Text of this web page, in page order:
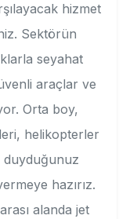
hizmet
Sektörün
seyahat
araçlar ve
Orta boy,
helikopterler
duyduğunuz
hazırız.
alanda jet